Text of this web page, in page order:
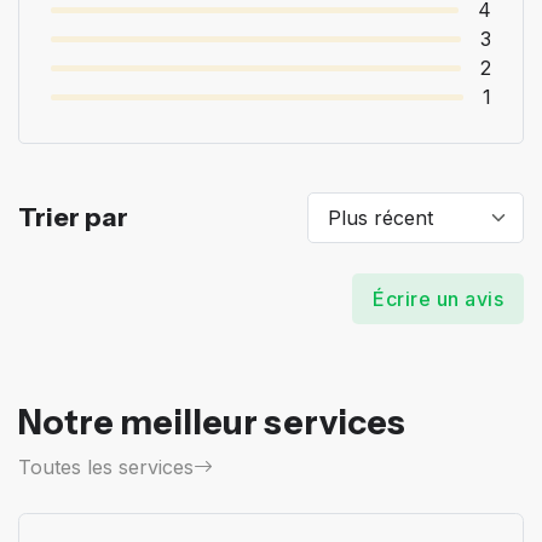
4
3
2
1
Trier par
Écrire un avis
Notre meilleur services
Toutes les services